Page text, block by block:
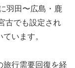
羽田〜広島・鹿
古でも設定され
います。
旅行需要回復を経